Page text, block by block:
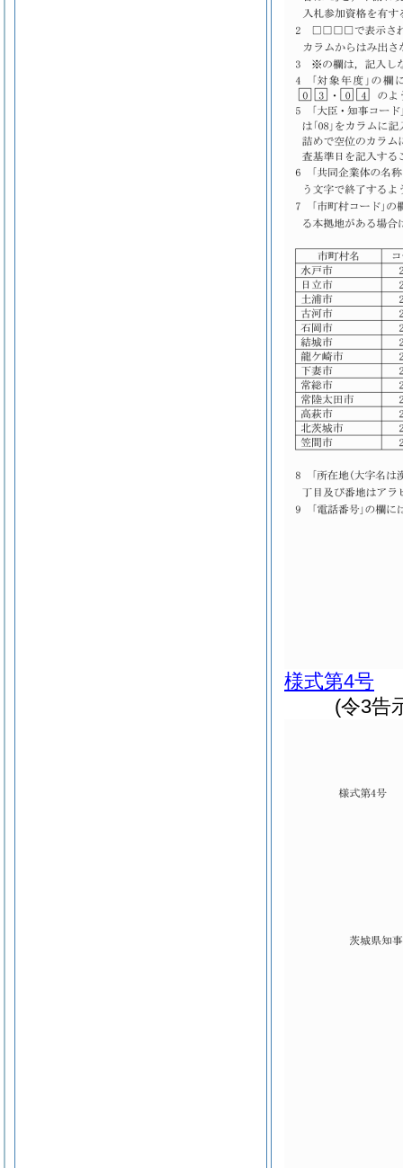
様式第4号
(令3告